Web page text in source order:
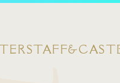
STAFF&CAST